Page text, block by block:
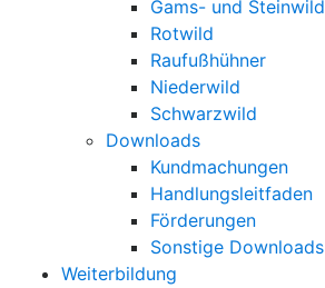
Gams- und Steinwild
Rotwild
Raufußhühner
Niederwild
Schwarzwild
Downloads
Kundmachungen
Handlungsleitfaden
Förderungen
Sonstige Downloads
Weiterbildung